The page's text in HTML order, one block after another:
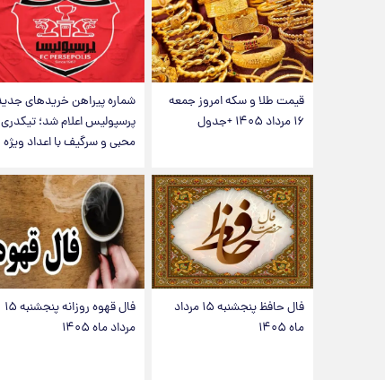
قیمت طلا و سکه امروز جمعه
۱۶ مرداد ۱۴۰۵ +جدول
شماره پیراهن خریدهای
پرسپولیس اعلام شد؛
محبی و سرگیف با اعداد ویژه
فال حافظ پنجشنبه ۱۵ مرداد
ماه ۱۴۰۵
فال قهوه روزانه پنجشنبه ۱۵
مرداد ماه ۱۴۰۵